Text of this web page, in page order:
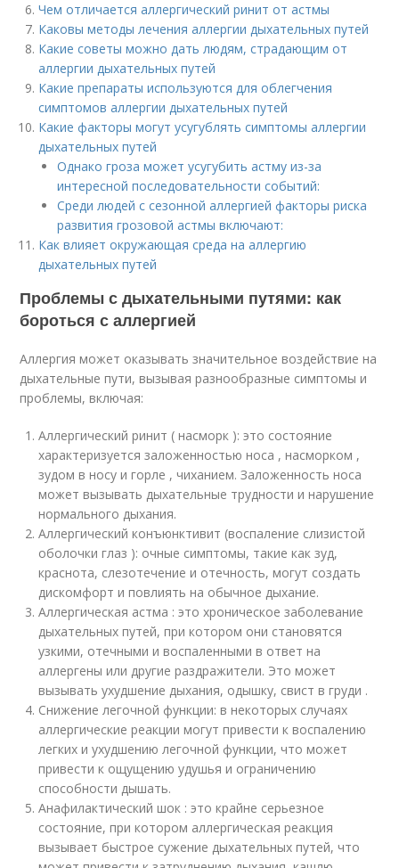
Чем отличается аллергический ринит от астмы
Каковы методы лечения аллергии дыхательных путей
Какие советы можно дать людям, страдающим от
аллергии дыхательных путей
Какие препараты используются для облегчения
симптомов аллергии дыхательных путей
Какие факторы могут усугублять симптомы аллергии
дыхательных путей
Однако гроза может усугубить астму из-за
интересной последовательности событий:
Среди людей с сезонной аллергией факторы риска
развития грозовой астмы включают:
Как влияет окружающая среда на аллергию
дыхательных путей
Проблемы с дыхательными путями: как
бороться с аллергией
Аллергия может оказывать значительное воздействие на
дыхательные пути, вызывая разнообразные симптомы и
проблемы, включая:
Аллергический ринит ( насморк ): это состояние
характеризуется заложенностью носа , насморком ,
зудом в носу и горле , чиханием. Заложенность носа
может вызывать дыхательные трудности и нарушение
нормального дыхания.
Аллергический конъюнктивит (воспаление слизистой
оболочки глаз ): очные симптомы, такие как зуд,
краснота, слезотечение и отечность, могут создать
дискомфорт и повлиять на обычное дыхание.
Аллергическая астма : это хроническое заболевание
дыхательных путей, при котором они становятся
узкими, отечными и воспаленными в ответ на
аллергены или другие раздражители. Это может
вызывать ухудшение дыхания, одышку, свист в груди .
Снижение легочной функции: в некоторых случаях
аллергические реакции могут привести к воспалению
легких и ухудшению легочной функции, что может
привести к ощущению удушья и ограничению
способности дышать.
Анафилактический шок : это крайне серьезное
состояние, при котором аллергическая реакция
вызывает быстрое сужение дыхательных путей, что